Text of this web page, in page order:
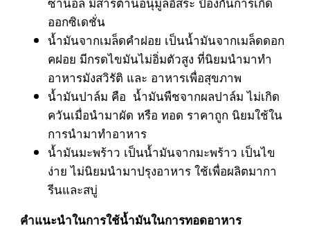
ออกซิเดชั่น
น้ำมันจากเมล็ดคำฝอย เป็นน้ำมันจากเมล็ดดอก
คฝอย มีกรดไขมันไม่อิ่มตัวสูง ที่นิยมนำมาทำ
อาหารมังสวิรัติ และ อาหารเพื่อสุขภาพ
น้ำมันปาล์ม คือ น้ำมันพืชจากผลปาล์ม ไม่เกิด
ควันเมื่อนำมาผัด หรือ ทอด ราคาถูก นิยมใช้ใน
การนำมาทำอาหาร
น้ำมันมะพร้าว เป็นน้ำมันจากมะพร้าว เป็นไข
ง่าย ไม่นิยมนำมาปรุงอาหาร ใช้เพื่อผลิตมากา
รีนและสบู่
คำแนะนำในการใช้น้ำมันในการทอดอาหาร